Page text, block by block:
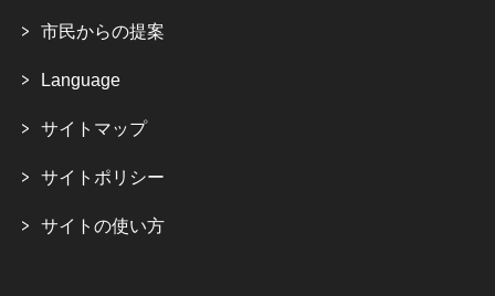
市民からの提案
Language
サイトマップ
サイトポリシー
サイトの使い方